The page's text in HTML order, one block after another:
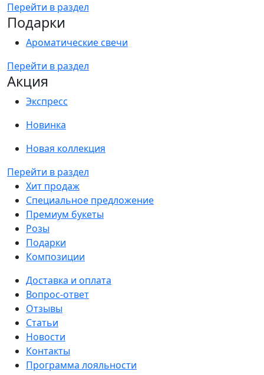
Перейти в раздел
Подарки
Ароматические свечи
Перейти в раздел
Акция
Экспресс
Новинка
Новая коллекция
Перейти в раздел
Хит продаж
Специальное предложение
Премиум букеты
Розы
Подарки
Композиции
Доставка и оплата
Вопрос-ответ
Отзывы
Статьи
Новости
Контакты
Программа лояльности